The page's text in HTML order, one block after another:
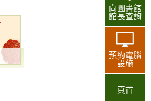
向圖書館
館長查詢
預約電腦
設施
頁首